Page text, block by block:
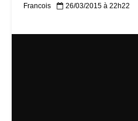
Francois 26/03/2015 à 22h22